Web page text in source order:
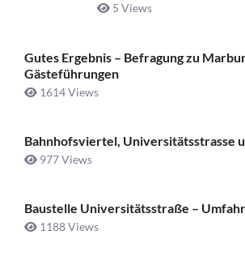
5 Views
Gutes Ergebnis – Befragung zu
Gästeführungen
1614 Views
Bahnhofsviertel, Universitätsstrasse
977 Views
Baustelle Universitätsstraße ­–
1188 Views